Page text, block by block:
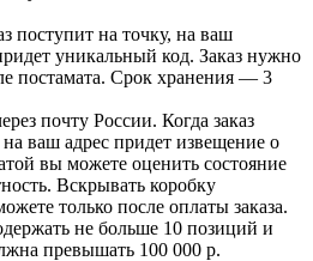
поступит на точку, на ваш
уникальный код. Заказ нужно
постамата. Срок хранения — 3
почту России. Когда заказ
ваш адрес придет извещение о
вы можете оценить состояние
Вскрывать коробку
только после оплаты заказа.
не больше 10 позиций и
превышать 100 000 р.